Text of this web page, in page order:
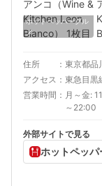
ホットペッパーグル
メ
住所
東京都品
アクセス
東急目黒
営業時間
月～金:
～22:00
～22:00
祝日:
22:00
外部サイトで見る
ホットペッパ